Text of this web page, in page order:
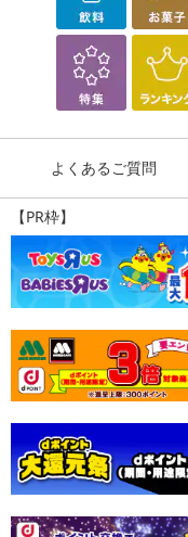
よくあるご質問
【PR枠】